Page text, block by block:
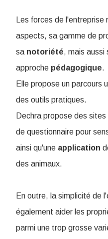
Les forces de l'entreprise
aspects, sa gamme de
sa notoriété, mais aussi
approche pédagogique.
Elle propose un parcours
des outils pratiques.
Dechra propose des sites
de questionnaire pour
ainsi qu'une application
des animaux.
En outre, la simplicité de
également aider les
parmi une trop grosse